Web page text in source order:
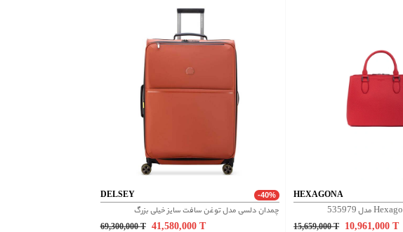
DELSEY -40%
چمدان دلسی مدل توغن سافت سایز خیلی بزرگ
69,300,000T 41,580,000 T
HEXAGONA
15,659,000T 10,961,000T